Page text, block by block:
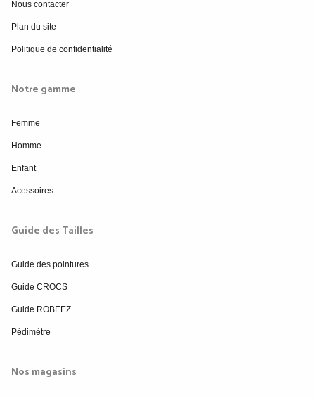
Nous contacter
Plan du site
Politique de confidentialité
Notre gamme
Femme
Homme
Enfant
Acessoires
Guide des Tailles
Guide des pointures
Guide CROCS
Guide ROBEEZ
Pédimètre
Nos magasins